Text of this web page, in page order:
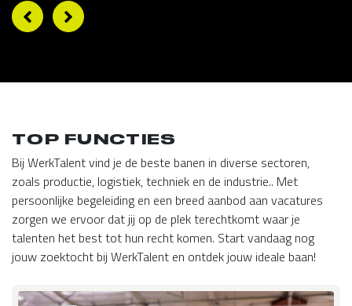
TOP FUNCTIES
Bij WerkTalent vind je de beste banen in diverse sectoren,
zoals productie, logistiek, techniek en de industrie.. Met
persoonlijke begeleiding en een breed aanbod aan vacatures
zorgen we ervoor dat jij op de plek terechtkomt waar je
talenten het best tot hun recht komen. Start vandaag nog
jouw zoektocht bij WerkTalent en ontdek jouw ideale baan!